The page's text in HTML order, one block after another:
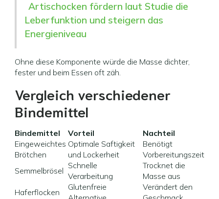
Artischocken fördern laut Studie die
Leberfunktion und steigern das
Energieniveau
Ohne diese Komponente würde die Masse dichter,
fester und beim Essen oft zäh.
Vergleich verschiedener
Bindemittel
Bindemittel Vorteil
Nachteil
Eingeweichtes
Brötchen
Optimale Saftigkeit
und Lockerheit
Benötigt
Vorbereitungszeit
Semmelbrösel
Schnelle
Verarbeitung
Trocknet die
Masse aus
Haferflocken
Glutenfreie
Verändert den